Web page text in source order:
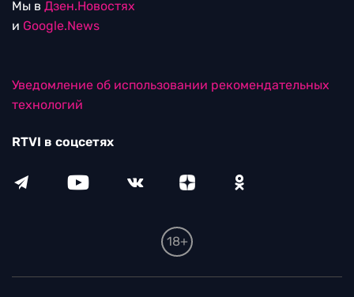
Мы в Дзен.Новостях
и Google.News
Уведомление об использовании рекомендательных
технологий
RTVI в соцсетях
18+